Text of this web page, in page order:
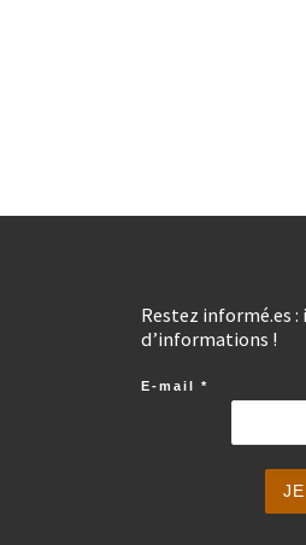
Restez informé.es
d’informations !
E-mail *